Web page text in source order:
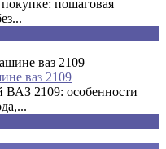
пошаговая
ваз 2109
ВАЗ 2109: особенности